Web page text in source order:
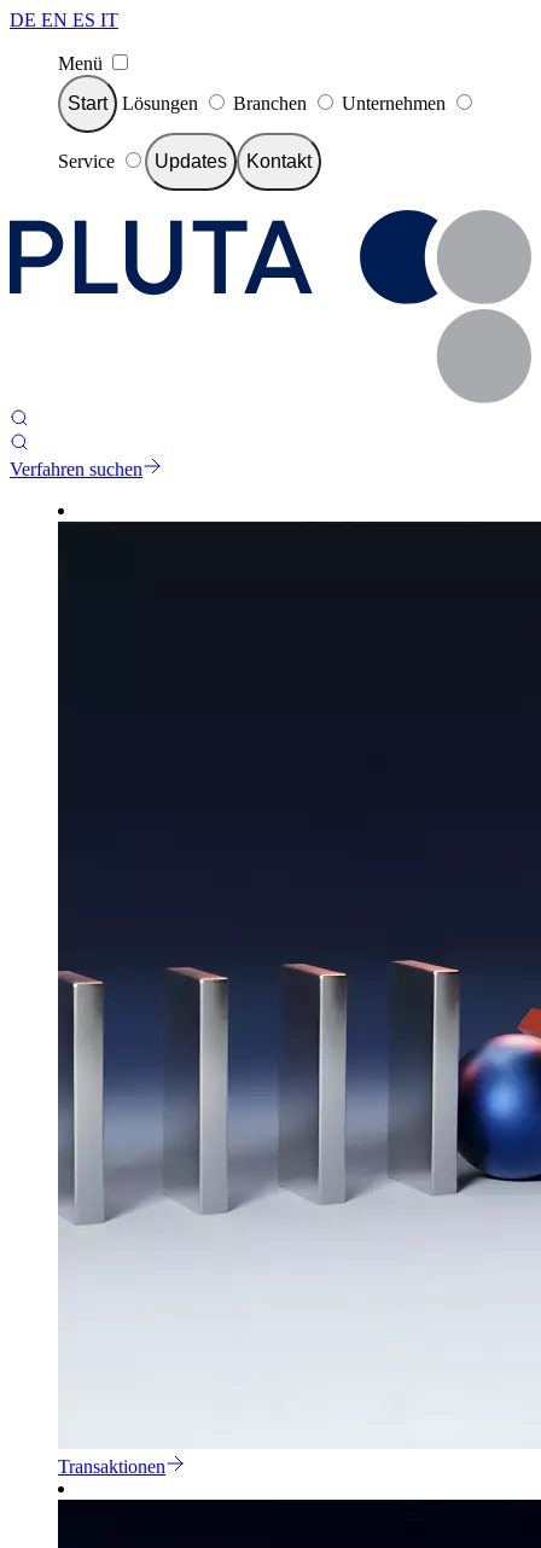
DE EN ES IT
Menü
Start
Lösungen Branchen Unternehmen
Service Updates Kontakt
Verfahren suchen
Transaktionen